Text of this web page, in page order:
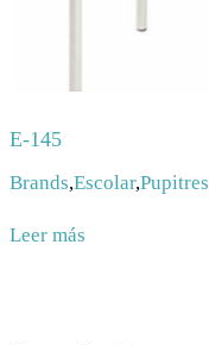
E-145
Brands,Escolar,Pupitres
Leer más